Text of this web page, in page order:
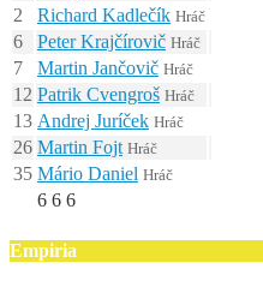
2 Richard Kadlečík Hráč
6 Peter Krajčírovič Hráč
7 Martin Jančovič Hráč
12 Patrik Cvengroš Hráč
13 Andrej Juríček Hráč
26 Martin Fojt Hráč
35 Mário Daniel Hráč
6 6 6
Empiria